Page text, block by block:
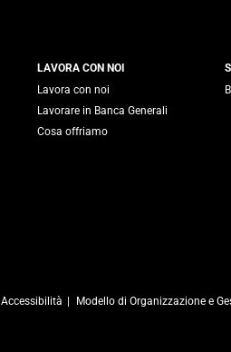
LAVORA CON NOI
Lavora con noi
Lavorare in Banca Generali
Cosa offriamo
Accessibilità Modello di Organizzazione e